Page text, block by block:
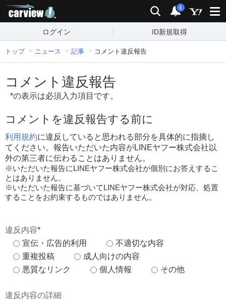
検索 通知
i
ログイン ID新規取得
トップ ニュース 記事 コメント違反報告
コメント違反報告
*の表示は必須入力項目です。
コメントを違反報告する前に
利用規約に違反していると思われる部分を具体的に指摘し
てください。報告いただいた内容がLINEヤフー株式会社以
外の第三者に伝わることはありません。
※いただいた報告にLINEヤフー株式会社が個別にお答えするこ
とはありません。
※いただいた報告に基づいてLINEヤフー株式会社が対応、処置
することをお約束するものではありません。
違反内容*
宣伝・広告的利用
不適切な内容
重複投稿
成人向けの内容
悪質なリンク
個人情報 その他
違反内容の詳細